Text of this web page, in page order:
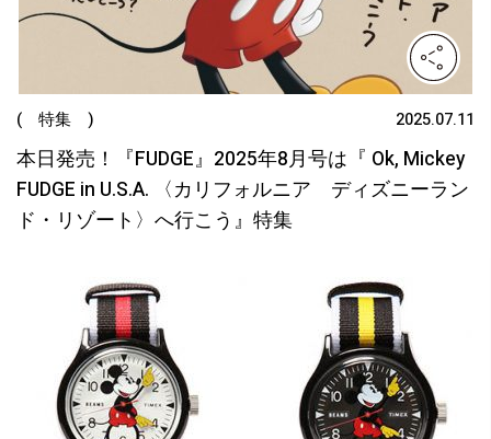
( 特集 ) 2025.07.11
本日発売！『FUDGE』2025年8月号は『 Ok, Mickey
FUDGE in U.S.A. 〈カリフォルニア ディズニーラン
ド・リゾート〉へ行こう』特集